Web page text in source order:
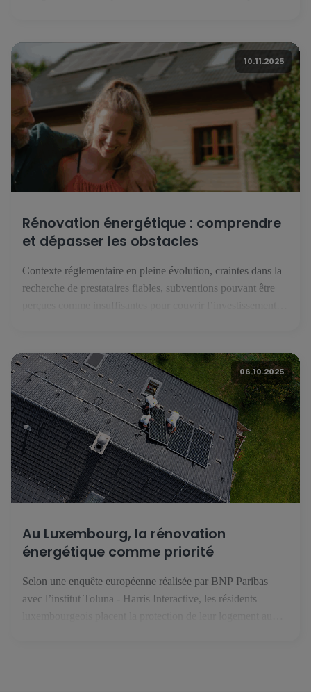
énergétique est un levier majeur de la lutte contre le
dérèglement climatique. C’est ce […]
10.11.2025
Rénovation énergétique : comprendre
et dépasser les obstacles
Contexte réglementaire en pleine évolution, craintes dans la
recherche de prestataires fiables, subventions pouvant être
hésitent à franchir le pas de la rénovation énergétique. Une
étude européenne réalisée par BNP Paribas avec l’institut
Toluna - […]
06.10.2025
Au Luxembourg, la rénovation
énergétique comme priorité
Selon une enquête européenne réalisée par BNP Paribas
avec l’institut Toluna - Harris Interactive, les résidents